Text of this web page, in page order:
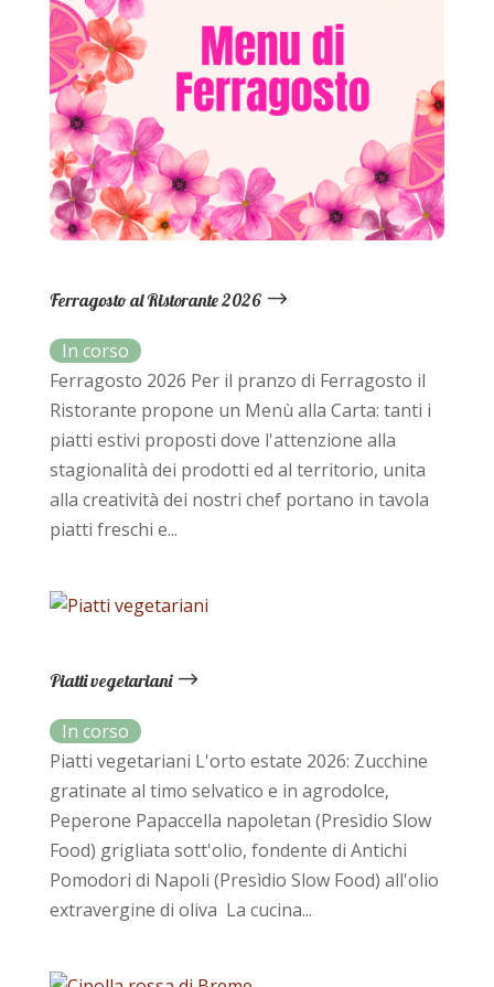
Ferragosto al Ristorante 2026
Ferragosto 2026 Per il pranzo di Ferragosto il
Ristorante propone un Menù alla Carta: tanti i
piatti estivi proposti dove l'attenzione alla
stagionalità dei prodotti ed al territorio, unita
alla creatività dei nostri chef portano in tavola
piatti freschi e...
Piatti vegetariani
Piatti vegetariani L'orto estate 2026: Zucchine
gratinate al timo selvatico e in agrodolce,
Peperone Papaccella napoletan (Presìdio Slow
Food) grigliata sott'olio, fondente di Antichi
Pomodori di Napoli (Presìdio Slow Food) all'olio
extravergine di oliva La cucina...